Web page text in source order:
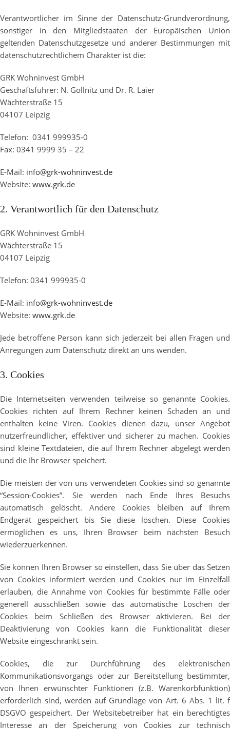
Verantwortlicher im Sinne der Datenschutz-Grundverordnung,
sonstiger in den Mitgliedstaaten der Europäischen Union
geltenden Datenschutzgesetze und anderer Bestimmungen mit
datenschutzrechtlichem Charakter ist die:
GRK Wohninvest GmbH
Geschäftsführer: N. Göllnitz und Dr. R. Laier
Wächterstraße 15
04107 Leipzig
Telefon: 0341 999935-0
Fax: 0341 9999 35 – 22
E-Mail: info@grk-wohninvest.de
Website: www.grk.de
2. Verantwortlich für den Datenschutz
GRK Wohninvest GmbH
Wächterstraße 15
04107 Leipzig
Telefon: 0341 999935-0
E-Mail: info@grk-wohninvest.de
Website: www.grk.de
Jede betroffene Person kann sich jederzeit bei allen Fragen und
Anregungen zum Datenschutz direkt an uns wenden.
3. Cookies
Die Internetseiten verwenden teilweise so genannte Cookies.
Cookies richten auf Ihrem Rechner keinen Schaden an und
enthalten keine Viren. Cookies dienen dazu, unser Angebot
nutzerfreundlicher, effektiver und sicherer zu machen. Cookies
sind kleine Textdateien, die auf Ihrem Rechner abgelegt werden
und die Ihr Browser speichert.
Die meisten der von uns verwendeten Cookies sind so genannte
“Session-Cookies”. Sie werden nach Ende Ihres Besuchs
automatisch gelöscht. Andere Cookies bleiben auf Ihrem
Endgerät gespeichert bis Sie diese löschen. Diese Cookies
ermöglichen es uns, Ihren Browser beim nächsten Besuch
wiederzuerkennen.
Sie können Ihren Browser so einstellen, dass Sie über das Setzen
von Cookies informiert werden und Cookies nur im Einzelfall
erlauben, die Annahme von Cookies für bestimmte Fälle oder
generell ausschließen sowie das automatische Löschen der
Cookies beim Schließen des Browser aktivieren. Bei der
Deaktivierung von Cookies kann die Funktionalität dieser
Website eingeschränkt sein.
Cookies, die zur Durchführung des elektronischen
Kommunikationsvorgangs oder zur Bereitstellung bestimmter,
von Ihnen erwünschter Funktionen (z.B. Warenkorbfunktion)
erforderlich sind, werden auf Grundlage von Art. 6 Abs. 1 lit. f
DSGVO gespeichert. Der Websitebetreiber hat ein berechtigtes
Interesse an der Speicherung von Cookies zur technisch